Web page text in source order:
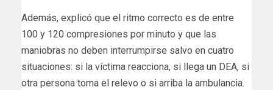
Además, explicó que el ritmo correcto es de entre
100 y 120 compresiones por minuto y que las
maniobras no deben interrumpirse salvo en cuatro
situaciones: si la víctima reacciona, si llega un DEA, si
otra persona toma el relevo o si arriba la ambulancia.